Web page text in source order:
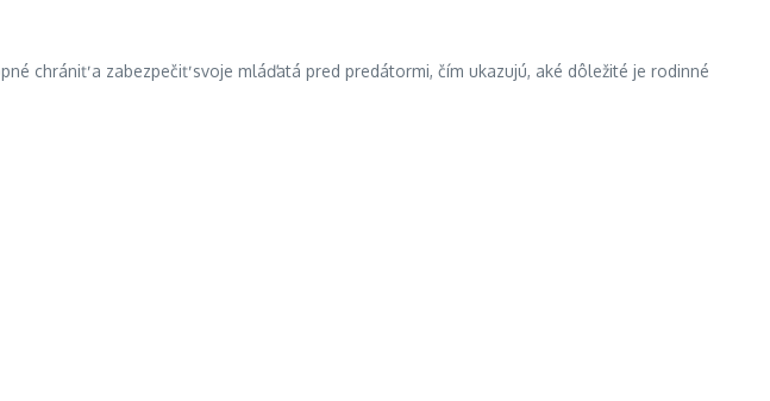
chrániť a zabezpečiť svoje mláďatá pred predátormi, čím ukazujú, aké dôležité je rodinné